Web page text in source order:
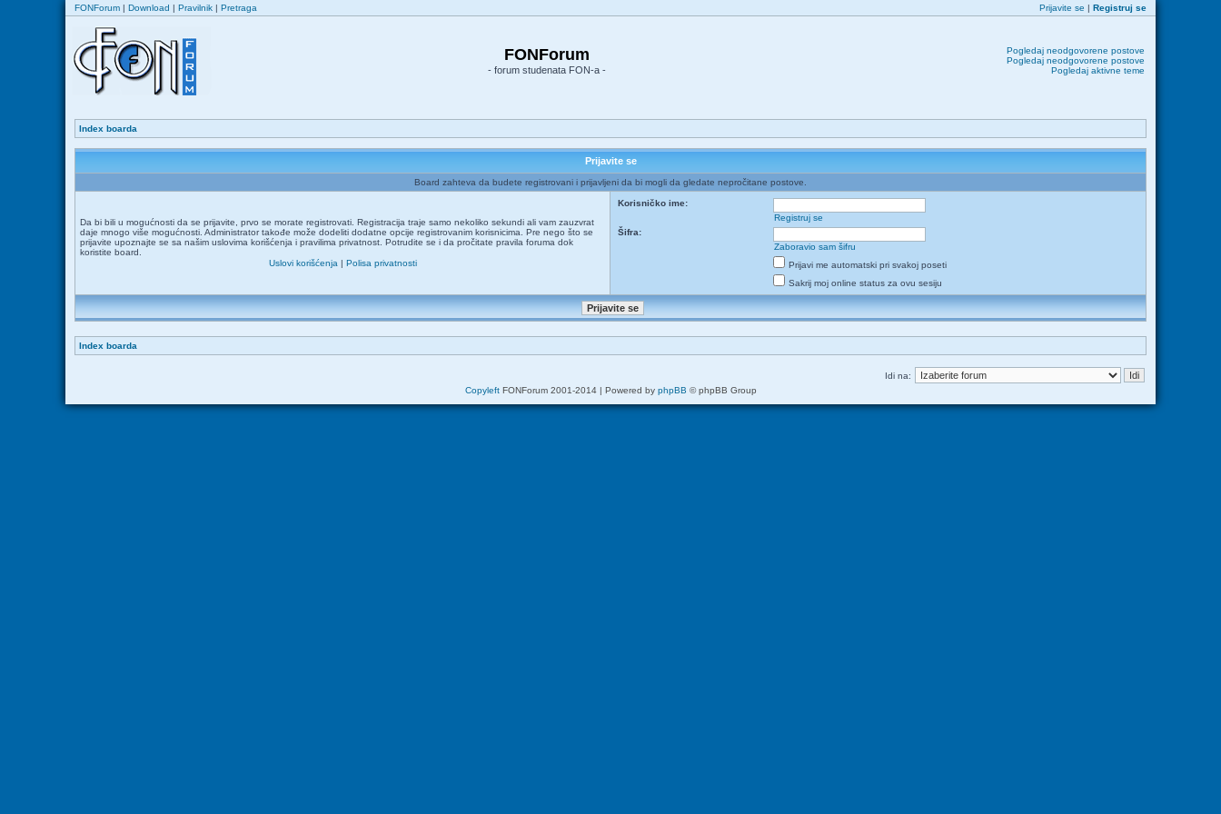
FONForum | Download | Pravilnik | Pretraga Prijavite se | Registruj se
FONForum
- forum studenata FON-a -
Pogledaj neodgovorene postove
Pogledaj neodgovorene postove
Pogledaj aktivne teme
Index boarda
Prijavite se
Board zahteva da budete registrovani i prijavljeni da bi mogli da gledate nepročitane postove.
Da bi bili u mogućnosti da se prijavite, prvo se morate registrovati. Registracija traje samo nekoliko sekundi ali vam zauzvrat
daje mnogo više mogućnosti. Administrator takođe može dodeliti dodatne opcije registrovanim korisnicima. Pre nego što se
prijavite upoznajte se sa našim uslovima korišćenja i pravilima privatnost. Potrudite se i da pročitate pravila foruma dok
koristite board.
Uslovi korišćenja | Polisa privatnosti
Korisničko ime:
Registruj se
Šifra:
Zaboravio sam šifru
Prijavi me automatski pri svakoj poseti
Sakrij moj online status za ovu sesiju
Index boarda
Idi na:
CopyleftFONForum 2001-2014 | Powered by phpBB © phpBB Group